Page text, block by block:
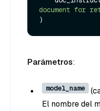
document for
Parámetros:
model_name
El nombre del